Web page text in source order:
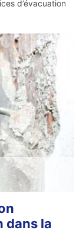
d’évacuation
dans la